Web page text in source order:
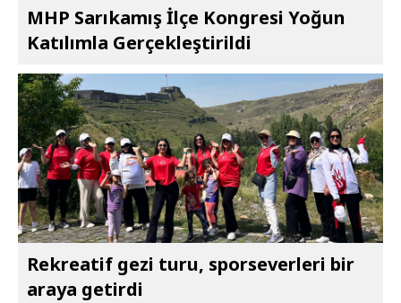
MHP Sarıkamış İlçe Kongresi Yoğun
Katılımla Gerçekleştirildi
Rekreatif gezi turu, sporseverleri bir
araya getirdi